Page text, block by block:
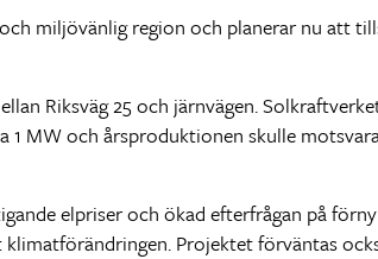
miljövänlig region och planerar nu att
Riksväg 25 och järnvägen.
1 MW och årsproduktionen skulle
elpriser och ökad efterfrågan på
Projektet förväntas